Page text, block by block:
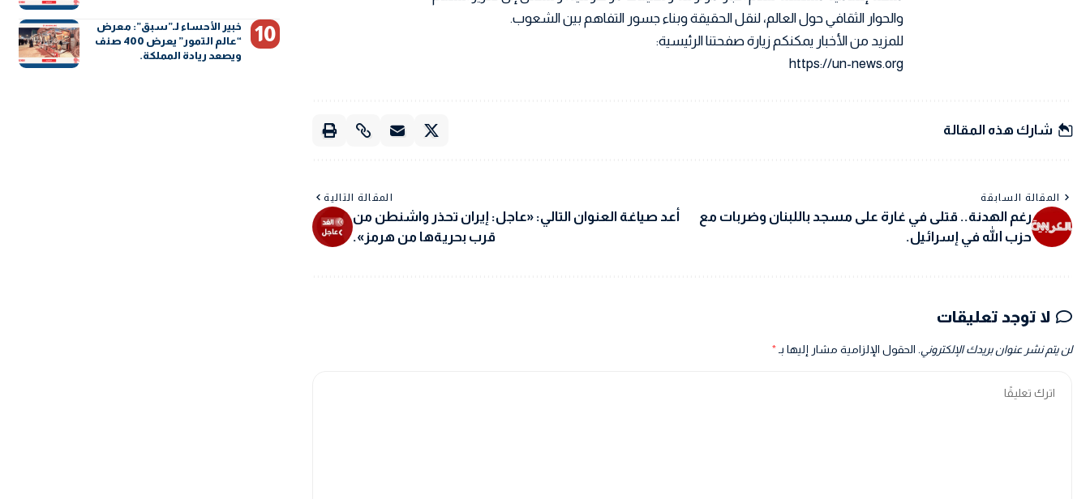
والحوار الثقافي حول العالم، لنقل الحقيقة وبناء جسور التفاهم بين الشعوب.
للمزيد من الأخبار يمكنكم زيارة صفحتنا الرئيسية:
https://un-news.org
شارك هذه المقالة
المقالة السابقة
رغم الهدنة.. قتلى في غارة على مسجد باللبنان وضربات مع
حزب الله في إسرائيل.
المقالة التالية
أعد صياغة العنوان التالي: «عاجل: إيران تحذر واشنطن من
قرب بحريةها من هرمز».
لا توجد تعليقات
لن يتم نشر عنوان بريدك الإلكتروني. الحقول الإلزامية مشار إليها بـ *
خبير الأحساء لـ”سبق”: معرض
“عالم التمور” يعرض 400 صنف
ويصعد ريادة المملكة.